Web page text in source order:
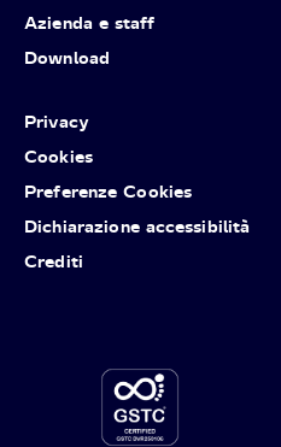
Azienda e staff
Download
Privacy
Cookies
Preferenze Cookies
Dichiarazione accessibilità
Crediti